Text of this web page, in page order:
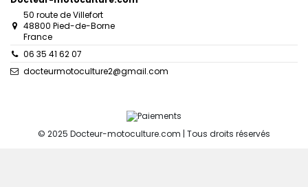
50 route de Villefort
48800 Pied-de-Borne
France
06 35 41 62 07
docteurmotoculture2@gmail.com
© 2025 Docteur-motoculture.com | Tous droits réservés